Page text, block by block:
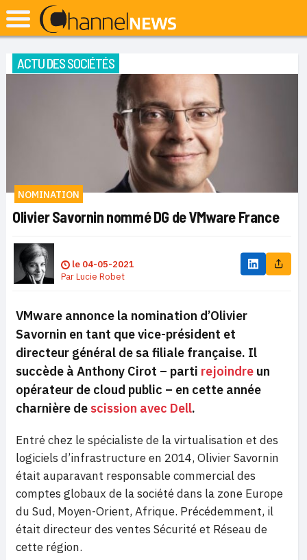
ACTU DES SOCIÉTÉS
NOMINATION
Olivier Savornin nommé DG de VMware France
le 04-05-2021
ParLucie Robet
VMware annonce la nomination d’Olivier
Savornin en tant que vice-président et
directeur général de sa filiale française. Il
succède à Anthony Cirot – parti rejoindre un
opérateur de cloud public – en cette année
charnière de scission avec Dell.
Entré chez le spécialiste de la virtualisation et des
logiciels d’infrastructure en 2014, Olivier Savornin
était auparavant responsable commercial des
comptes globaux de la société dans la zone Europe
du Sud, Moyen-Orient, Afrique. Précédemment, il
était directeur des ventes Sécurité et Réseau de
cette région.